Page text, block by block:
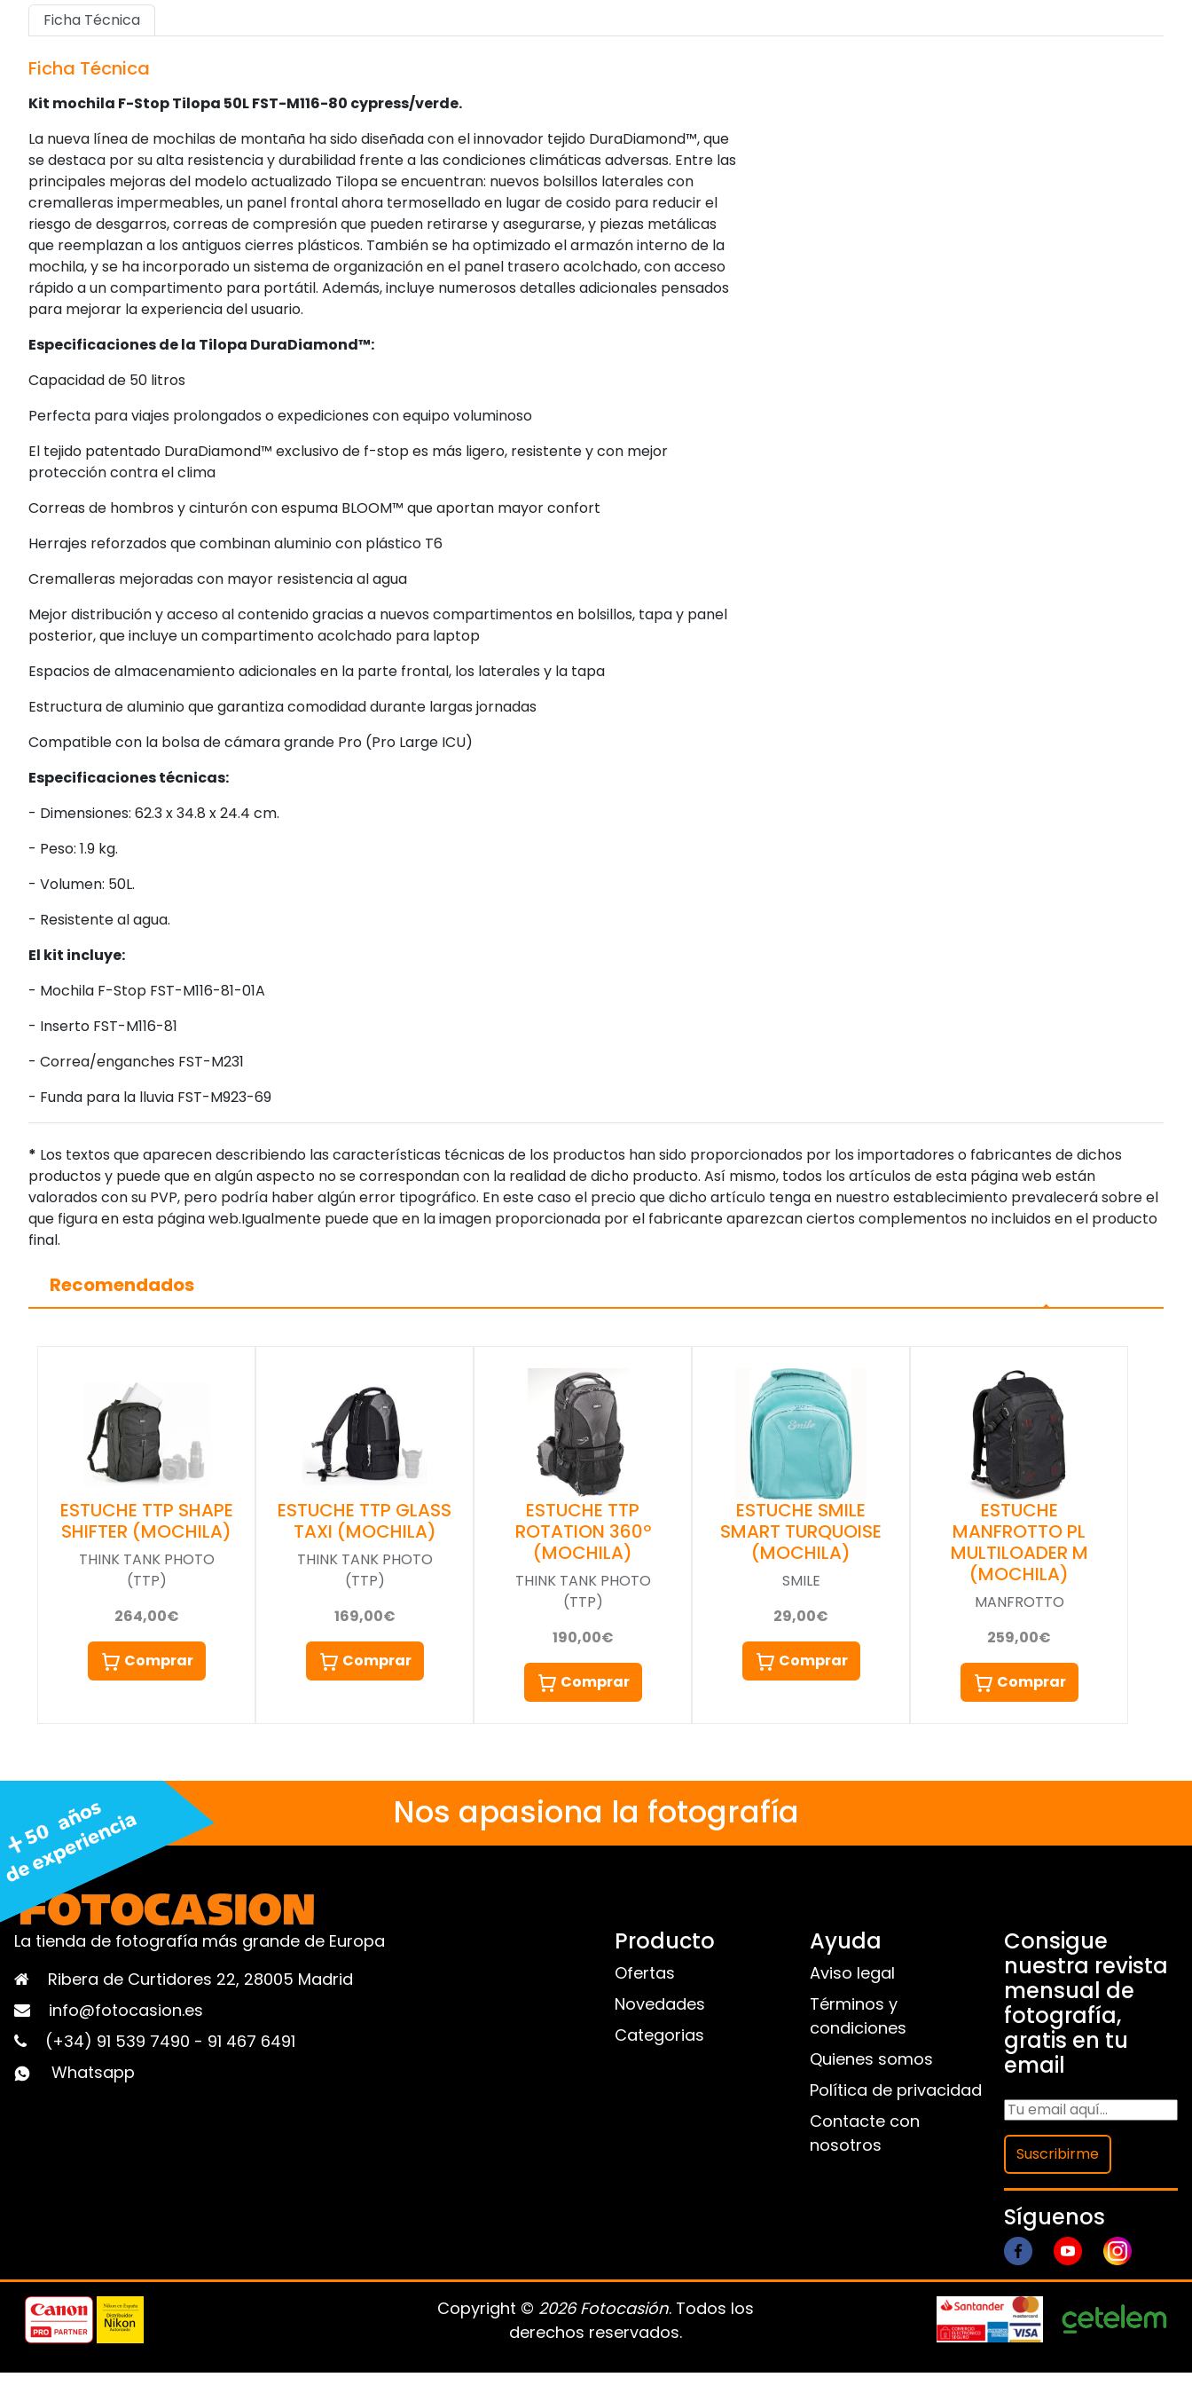
Ficha Técnica
Ficha Técnica
Kit mochila F-Stop Tilopa 50L FST-M116-80 cypress/verde.
La nueva línea de mochilas de montaña ha sido diseñada con el innovador tejido DuraDiamond™, que
se destaca por su alta resistencia y durabilidad frente a las condiciones climáticas adversas. Entre las
principales mejoras del modelo actualizado Tilopa se encuentran: nuevos bolsillos laterales con
cremalleras impermeables, un panel frontal ahora termosellado en lugar de cosido para reducir el
riesgo de desgarros, correas de compresión que pueden retirarse y asegurarse, y piezas metálicas
que reemplazan a los antiguos cierres plásticos. También se ha optimizado el armazón interno de la
mochila, y se ha incorporado un sistema de organización en el panel trasero acolchado, con acceso
rápido a un compartimento para portátil. Además, incluye numerosos detalles adicionales pensados
para mejorar la experiencia del usuario.
Especificaciones de la Tilopa DuraDiamond™:
Capacidad de 50 litros
Perfecta para viajes prolongados o expediciones con equipo voluminoso
El tejido patentado DuraDiamond™ exclusivo de f-stop es más ligero, resistente y con mejor
protección contra el clima
Correas de hombros y cinturón con espuma BLOOM™ que aportan mayor confort
Herrajes reforzados que combinan aluminio con plástico T6
Cremalleras mejoradas con mayor resistencia al agua
Mejor distribución y acceso al contenido gracias a nuevos compartimentos en bolsillos, tapa y panel
posterior, que incluye un compartimento acolchado para laptop
Espacios de almacenamiento adicionales en la parte frontal, los laterales y la tapa
Estructura de aluminio que garantiza comodidad durante largas jornadas
Compatible con la bolsa de cámara grande Pro (Pro Large ICU)
Especificaciones técnicas:
- Dimensiones: 62.3 x 34.8 x 24.4 cm.
- Peso: 1.9 kg.
- Volumen: 50L.
- Resistente al agua.
El kit incluye:
- Mochila F-Stop FST-M116-81-01A
- Inserto FST-M116-81
- Correa/enganches FST-M231
- Funda para la lluvia FST-M923-69
* Los textos que aparecen describiendo las características técnicas de los productos han sido proporcionados por los importadores o fabricantes de dichos
productos y puede que en algún aspecto no se correspondan con la realidad de dicho producto. Así mismo, todos los artículos de esta página web están
valorados con su PVP, pero podría haber algún error tipográfico. En este caso el precio que dicho artículo tenga en nuestro establecimiento prevalecerá sobre el
que figura en esta página web.Igualmente puede que en la imagen proporcionada por el fabricante aparezcan ciertos complementos no incluidos en el producto
final.
Recomendados
ESTUCHE TTP SHAPE
SHIFTER (MOCHILA)
THINK TANK PHOTO
(TTP)
264,00€
Comprar
ESTUCHE TTP GLASS
TAXI (MOCHILA)
THINK TANK PHOTO
(TTP)
169,00€
Comprar
ESTUCHE TTP
ROTATION 360º
(MOCHILA)
THINK TANK PHOTO
(TTP)
190,00€
Comprar
ESTUCHE SMILE
SMART TURQUOISE
(MOCHILA)
SMILE
29,00€
Comprar
ESTUCHE
MANFROTTO PL
MULTILOADER M
(MOCHILA)
MANFROTTO
259,00€
Comprar
Nos apasiona la fotografía
La tienda de fotografía más grande de Europa
Ribera de Curtidores 22, 28005 Madrid
info@fotocasion.es
(+34) 91 539 7490 - 91 467 6491
Whatsapp
Producto
Ofertas
Novedades
Categorias
Ayuda
Aviso legal
Términos y
condiciones
Quienes somos
Política de privacidad
Contacte con
nosotros
Consigue
nuestra revista
mensual de
fotografía,
gratis en tu
email
Suscribirme
Síguenos
Copyright © 2026 Fotocasión. Todos los
derechos reservados.